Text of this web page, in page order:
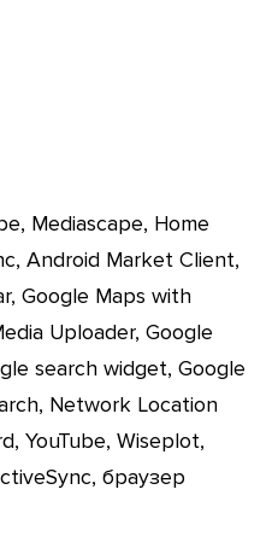
Mediascape, Home
Android Market Client,
Google Maps with
Uploader, Google
search widget, Google
Network Location
YouTube, Wiseplot,
браузер